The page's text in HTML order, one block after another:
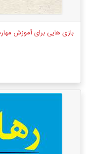
بازی هایی برای آموزش